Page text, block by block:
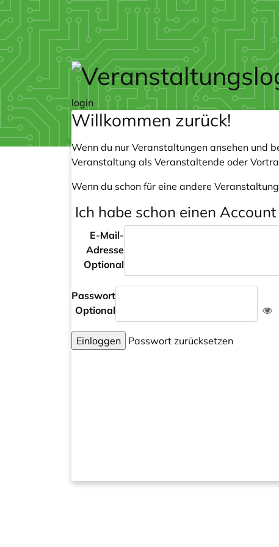
Zum Hauptteil springen
login
Willkommen zurück!
Wenn du nur Veranstaltungen ansehen und
Veranstaltung als Veranstaltende oder
Wenn du schon für eine andere
Ich habe schon einen Account
E-Mail-
Adresse
Optional
Passwort
Optional
Einloggen Passwort zurücksetzen